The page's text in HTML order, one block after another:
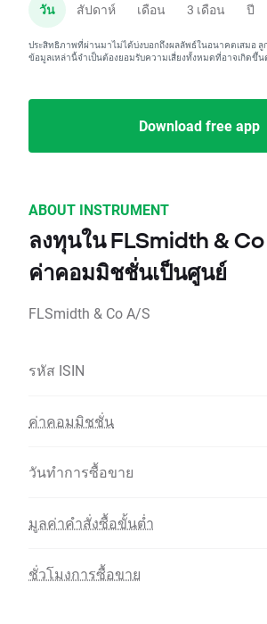
วัน สัปดาห์ เดือน 3 เดือน ปี
ประสิทธิภาพที่ผ่านมาไม่ได้บ่งบอกถึงผลลัพธ์ในอนาคตเสมอ
ข้อมูลเหล่านี้จำเป็นต้องยอมรับความเสี่ยงทั้งหมดที่อาจเกิดขึ้น
Download free app
ABOUT INSTRUMENT
ลงทุนใน FLSmidth &
ค่าคอมมิชชั่นเป็นศูนย์
FLSmidth & Co A/S
รหัส ISIN
ค่าคอมมิชชั่น
วันทำการซื้อขาย
มูลค่าคำสั่งซื้อขั้นต่ำ
ชั่วโมงการซื้อขาย